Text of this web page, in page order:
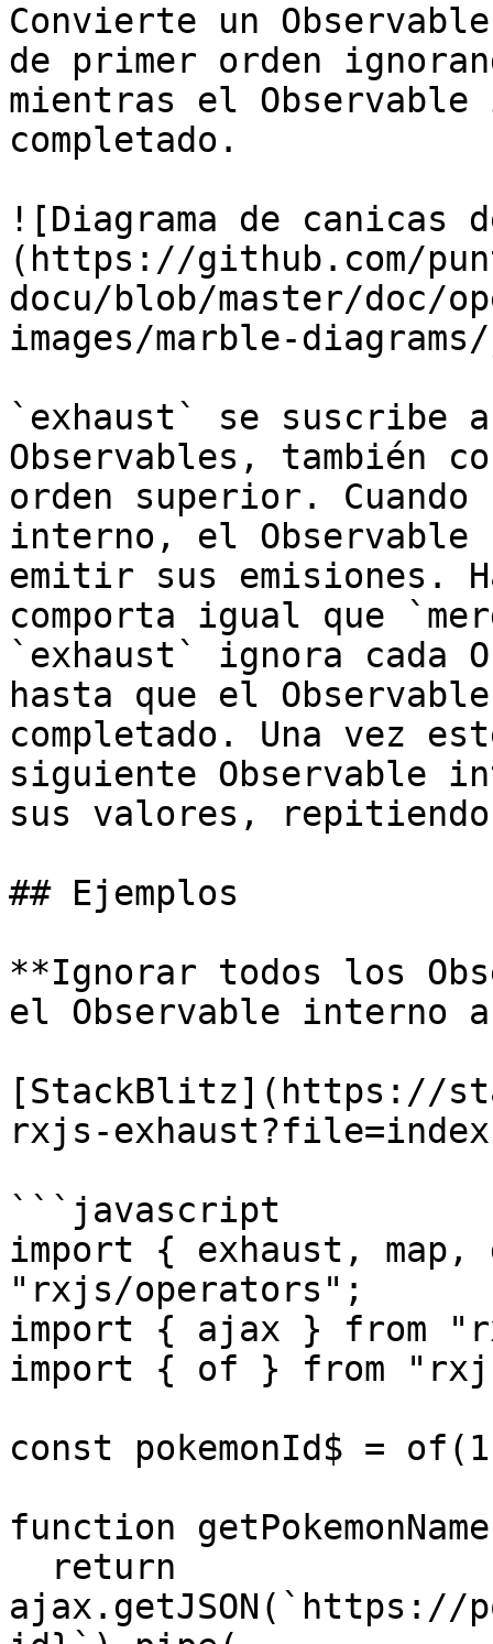
Convierte un
de primer orden
mientras el
completado.
![Diagrama de canicas
(https://github.com/
docu/blob/master/doc/
images/marble-
`exhaust` se suscribe
Observables, también
orden superior.
interno, el Observable
emitir sus emisiones.
comporta igual que
`exhaust` ignora cada
hasta que el
completado. Una vez
siguiente Observable
sus valores,
## Ejemplos
**Ignorar todos los
el Observable interno
[StackBlitz](https://
rxjs-
```javascript
import { exhaust, map,
"rxjs/operators";
import { ajax } from
import { of } from
const pokemonId$ =
function
ajax.getJSON(`https://